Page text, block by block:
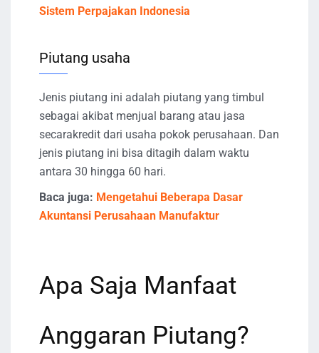
Sistem Perpajakan Indonesia
Piutang usaha
Jenis piutang ini adalah piutang yang timbul
sebagai akibat menjual barang atau jasa
secarakredit dari usaha pokok perusahaan. Dan
jenis piutang ini bisa ditagih dalam waktu
antara 30 hingga 60 hari.
Baca juga: Mengetahui Beberapa Dasar
Akuntansi Perusahaan Manufaktur
Apa Saja Manfaat
Anggaran Piutang?